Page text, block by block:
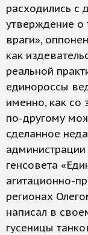
расходились с
утверждение о
враги»,
как
реальной
единороссы
именно, как со
по-другому
сделанное
генсовета
агитационно-
регионах
написал в
гусеницы